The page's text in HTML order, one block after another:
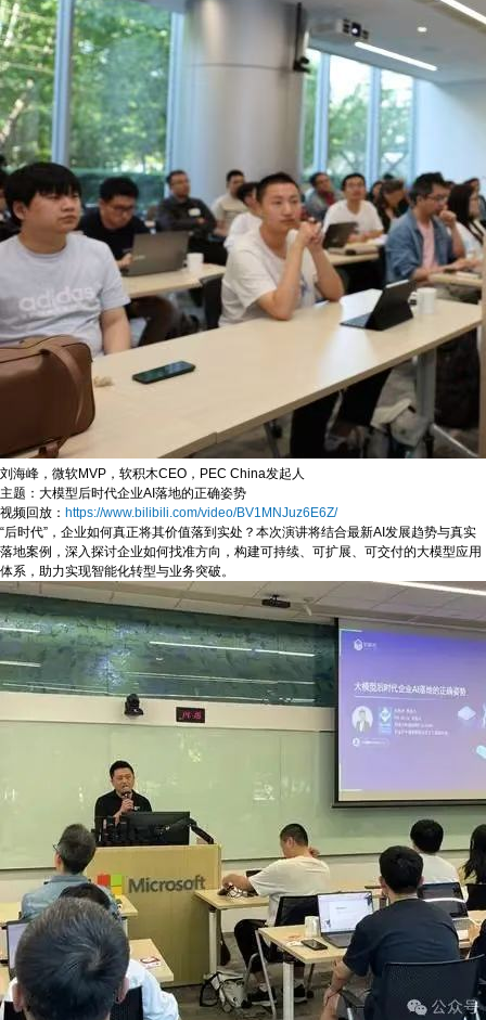
刘海峰，微软MVP，软积木CEO，PEC China发起人
主题：大模型后时代企业AI落地的正确姿势
视频回放： https://www.bilibili.com/video/BV1MNJuz6E6Z/
“后时代”，企业如何真正将其价值落到实处？本次演讲将结合最新AI发展趋势与真实
落地案例，深入探讨企业如何找准方向，构建可持续、可扩展、可交付的大模型应用
体系，助力实现智能化转型与业务突破。